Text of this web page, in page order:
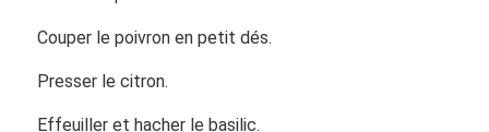
Couper le poivron en petit dés.
Presser le citron.
Effeuiller et hacher le basilic.